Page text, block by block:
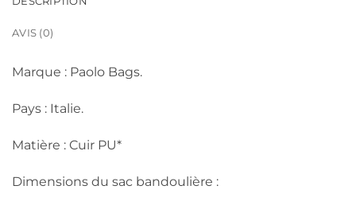
AVIS (0)
Marque : Paolo Bags.
Pays : Italie.
Matière : Cuir PU*
Dimensions du sac bandoulière :